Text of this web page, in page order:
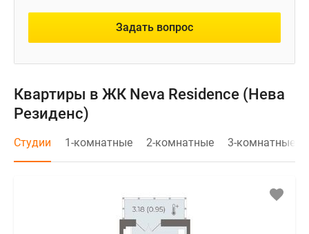
Задать вопрос
Квартиры в ЖК Neva Residence (Нева
Резиденс)
Студии 1-комнатные 2-комнатные 3-комнатные